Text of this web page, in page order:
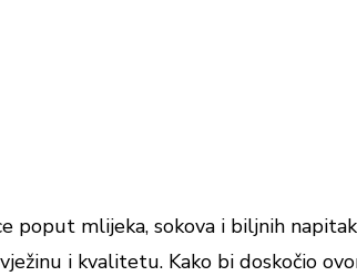
poput mlijeka, sokova i biljnih
i kvalitetu. Kako bi doskočio